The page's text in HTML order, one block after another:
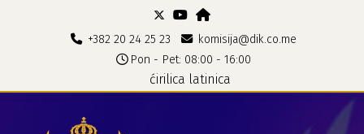
+382 20 24 25 23
komisija@dik.co.me
Pon - Pet: 08:00 - 16:00
ćirilica latinica